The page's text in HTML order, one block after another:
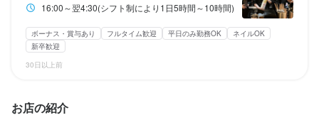
16:00～翌4:30(シフト制により1日5時間～10時間)
ボーナス・賞与あり フルタイム歓迎 平日のみ勤務OK
ネイルOK
新卒歓迎
30日以上前
お店の紹介
入社　4年目　部長　年収600万　（月収48万円＋賞与）
入社　1年目　店長（20代前半）　年収500万　（月収4０万円＋
月収約13万円